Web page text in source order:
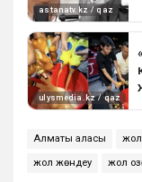
Алматы қаласы
жол жөндеу жол